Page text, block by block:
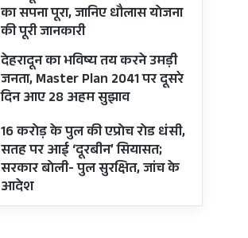
का सपना पूरा, जानिए धौलास योजना
की पूरी जानकारी
देहरादून का भविष्य तय करने उमड़ी
जनता, Master Plan 2041 पर दूसरे
दिन आए 28 अहम सुझाव
16 करोड़ के पुल की एप्रोच रोड धंसी,
सतह पर आई ‘दूरबीन’ सियासत;
सरकार बोली- पुल सुरक्षित, जांच के
आदेश